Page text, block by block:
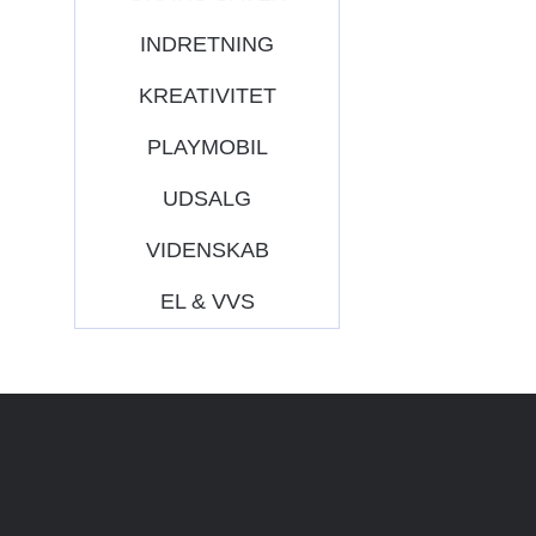
INDRETNING
KREATIVITET
PLAYMOBIL
UDSALG
VIDENSKAB
EL & VVS